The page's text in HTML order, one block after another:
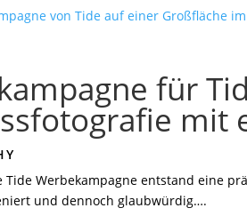
für
mit
Tide Werbekampagne entstand eine
und dennoch glaubwürdig….